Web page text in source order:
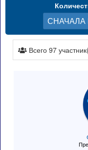
СНАЧАЛА
Всего 97